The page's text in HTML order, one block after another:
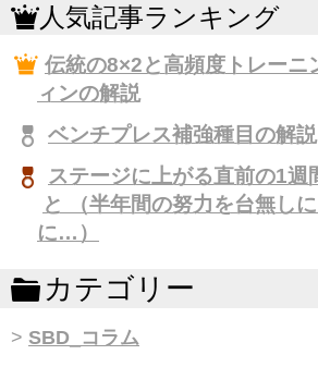
人気記事ランキング
伝統の8×2と高頻度トレーニ
ィンの解説
ベンチプレス補強種目の解説
ステージに上がる直前の1週
と （半年間の努力を台無し
に…）
カテゴリー
SBD_コラム